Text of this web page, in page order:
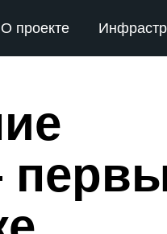
О проекте